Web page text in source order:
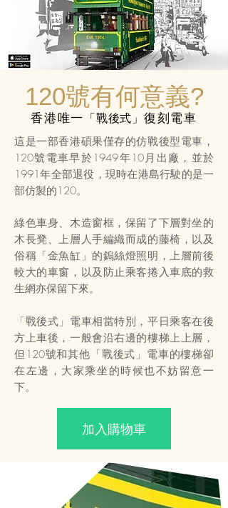
120號有何意義?
​香港唯一 「戰後式」 復刻電車
這是一部香港碩果僅存的仿戰後型電車，
120號電車早於1949年10月出廠，並於
1991年全部退役，現時在港島行駛的是一
部仿製的120。
綠色車身、木造窗框，保留了下層對坐的
木長凳、上層人手編織而成的藤椅，以及
俗稱「金魚缸」的鎢絲燈照明，上層前後
較大的車窗，以及防止乘客捲入車底的救
生網亦保留下來。
「戰後式」電車相當特別，平日乘客在後
方上車後，一般會沿右邊的樓梯上上層，
但120號和其他「戰後式」電車的樓梯卻
在左邊，大家乘坐的時候也不妨留意一
下。
加入購物車